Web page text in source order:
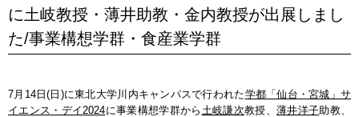
に土岐教授・薄井助教・金内教授が出展しまし
た/事業構想学群・食産業学群
7月14日(日)に東北大学川内キャンパスで行われた学都「仙台・宮城」サ
イエンス・デイ2024に事業構想学群から 土岐謙次教授、薄井洋子助教、